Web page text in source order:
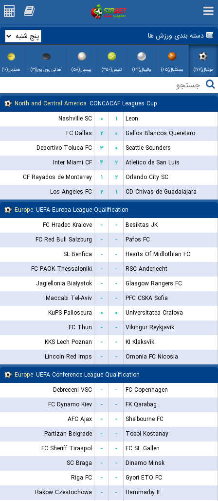
دسته بندی ورزش ها
فوتبال(۱۷۷) بسکتبال(۶۵) والیبال(۴۲) تنیس(۳۵۰) بیسبال(۵۸) هاکی روی یخ(۳۱) هندبال(۱۰)
North and Central America CONCACAF Leagues Cup
Nashville SC
۰ ۱
Leon
FC Dallas
۲ ۰
Gallos Blancos Queretaro
Deportivo Toluca FC
۳ ۰
Seattle Sounders
Inter Miami CF
۴ ۲
Atletico de San Luis
CF Rayados de Monterrey
۱ ۲
Orlando City SC
Los Angeles FC
۲ ۱
CD Chivas de Guadalajara
Europe UEFA Europa League Qualification
FC Hradec Kralove
- -
Besiktas JK
FC Red Bull Salzburg
- -
Pafos FC
SL Benfica
- -
Hearts Of Midlothian FC
FC PAOK Thessaloniki
- -
RSC Anderlecht
Jagiellonia Białystok
- -
Glasgow Rangers FC
Maccabi Tel-Aviv
- -
PFC CSKA Sofia
KuPS Palloseura
۰ ۰
Universitatea Craiova
FC Thun
- -
Vikingur Reykjavik
KKS Lech Poznan
- -
KI Klaksvík
Lincoln Red Imps
- -
Omonia FC Nicosia
Europe UEFA Conference League Qualification
Debreceni VSC
- -
FC Copenhagen
FC Dynamo Kiev
- -
FK Qarabag
AFC Ajax
- -
Shelbourne FC
Partizan Belgrade
- -
Tobol Kostanay
FC Sheriff Tiraspol
- -
FC St. Gallen
SC Braga
- -
Dinamo Minsk
Riga FC
- -
Gyori ETO FC
Rakow Czestochowa
- -
Hammarby IF